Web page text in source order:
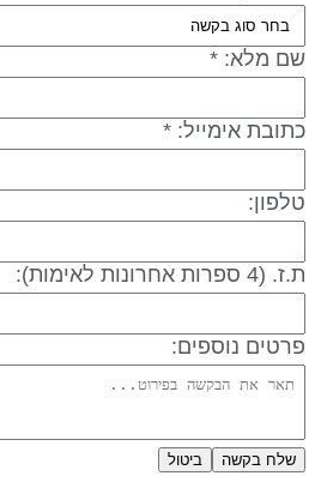
מלא: *
אימייל: *
ספרות אחרונות לאימות):
נוספים:
שלח בקשה ביטול